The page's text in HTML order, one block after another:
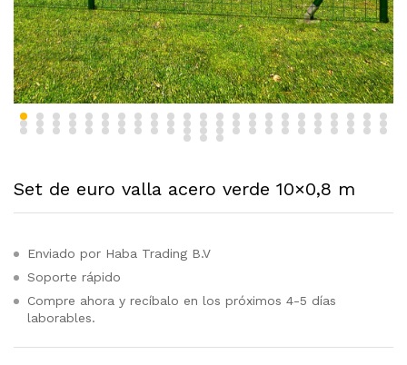
Set de euro valla acero verde 10×0,8 m
Enviado por Haba Trading B.V
Soporte rápido
Compre ahora y recíbalo en los próximos 4-5 días
laborables.